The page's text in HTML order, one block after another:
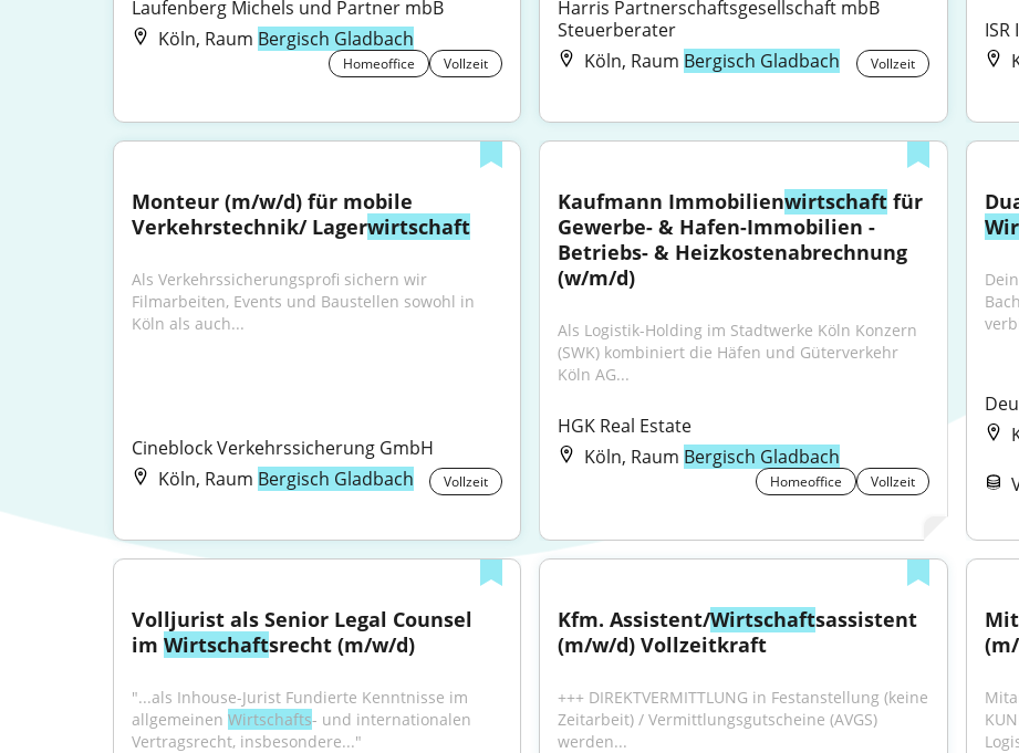
Laufenberg Michels und Partner mbB
Köln, Raum Bergisch Gladbach
Homeoffice Vollzeit
Harris Partnerschaftsgesellschaft mbB
Steuerberater
Köln, Raum Bergisch Gladbach Vollzeit
Monteur (m/w/d) für mobile
Verkehrstechnik/ Lagerwirtschaft
Als Verkehrssicherungsprofi sichern wir
Filmarbeiten, Events und Baustellen sowohl in
Köln als auch...
Cineblock Verkehrssicherung GmbH
Köln, Raum Bergisch Gladbach Vollzeit
Kaufmann Immobilienwirtschaft für
Gewerbe- & Hafen-Immobilien -
Betriebs- & Heizkostenabrechnung
(w/m/d)
Als Logistik-Holding im Stadtwerke Köln Konzern
(SWK) kombiniert die Häfen und Güterverkehr
Köln AG...
HGK Real Estate
Köln, Raum Bergisch Gladbach
Homeoffice Vollzeit
Volljurist als Senior Legal Counsel
im Wirtschaftsrecht (m/w/d)
"...als Inhouse-Jurist Fundierte Kenntnisse im
allgemeinen Wirtschafts- und internationalen
Vertragsrecht, insbesondere..."
Kfm. Assistent/Wirtschaftsassistent
(m/w/d) Vollzeitkraft
+++ DIREKTVERMITTLUNG in Festanstellung (keine
Zeitarbeit) / Vermittlungsgutscheine (AVGS)
werden...